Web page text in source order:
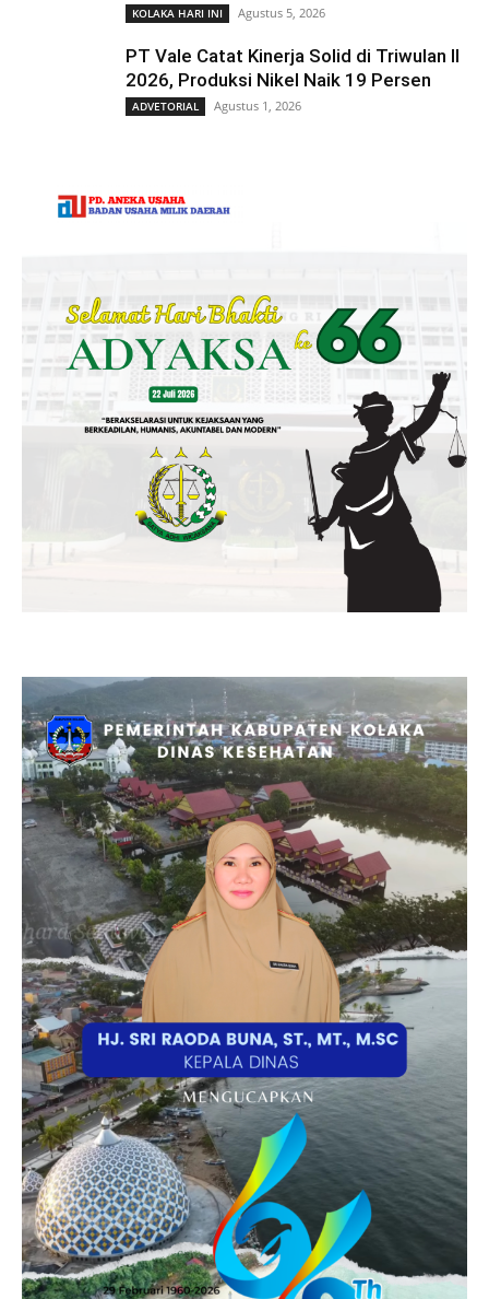
KOLAKA HARI INI Agustus 5, 2026
PT Vale Catat Kinerja Solid di Triwulan II
2026, Produksi Nikel Naik 19 Persen
ADVETORIAL Agustus 1, 2026